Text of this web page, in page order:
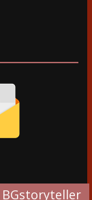
BGstoryteller